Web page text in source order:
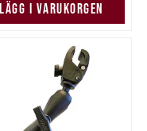
LÄGG I VARUKORGEN